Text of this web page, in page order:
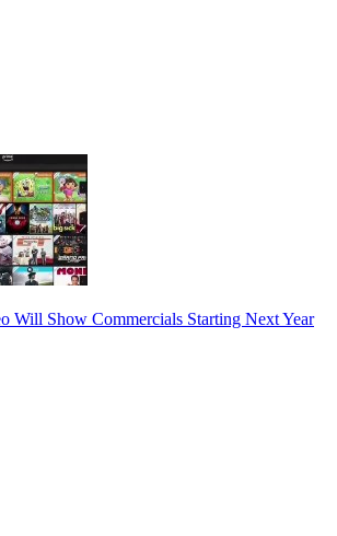
Will Show Commercials Starting Next Year